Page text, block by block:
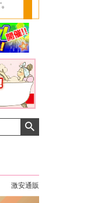
激安通販
ま
おまけありがとうございま